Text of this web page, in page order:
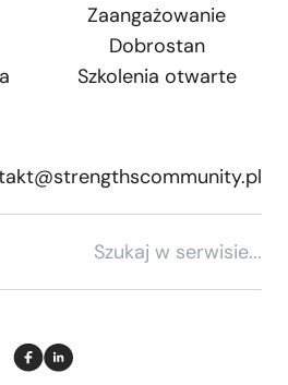
Zaangażowanie
Dobrostan
Szkolenia otwarte